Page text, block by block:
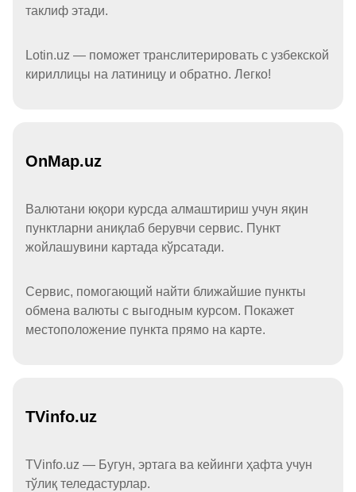
таклиф этади.
Lotin.uz — поможет транслитерировать с узбекской
кириллицы на латиницу и обратно. Легко!
OnMap.uz
Валютани юқори курсда алмаштириш учун яқин
пунктларни аниқлаб берувчи сервис. Пункт
жойлашувини картада кўрсатади.
Сервис, помогающий найти ближайшие пункты
обмена валюты с выгодным курсом. Покажет
местоположение пункта прямо на карте.
TVinfo.uz
TVinfo.uz — Бугун, эртага ва кейинги ҳафта учун
тўлиқ теледастурлар.